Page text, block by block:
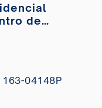
de
163-04148P